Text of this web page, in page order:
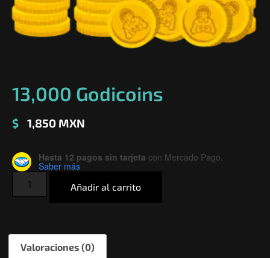
13,000 Godicoins
$ 1,850 MXN
Hasta 12 pagos sin tarjeta con Mercado Pago.
Saber más
Añadir al carrito
Valoraciones (0)